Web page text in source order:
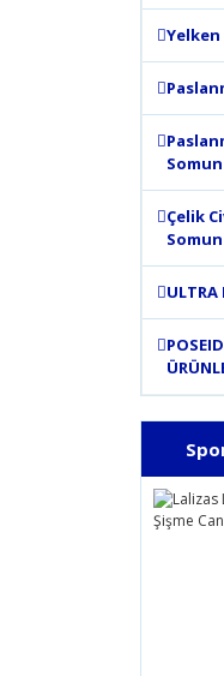
Yelken
Somun
Çelik
Somun
ULTRA